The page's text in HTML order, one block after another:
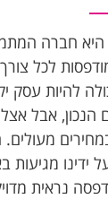
היא חברה
לכל
להיות עסק
אבל
ידינו מגיעות
נראית